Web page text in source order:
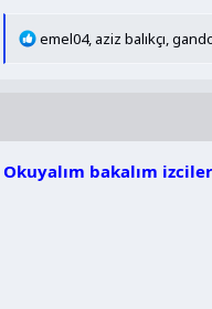
T
e
emel04, aziz balıkçı,
Okuyalım bakalım